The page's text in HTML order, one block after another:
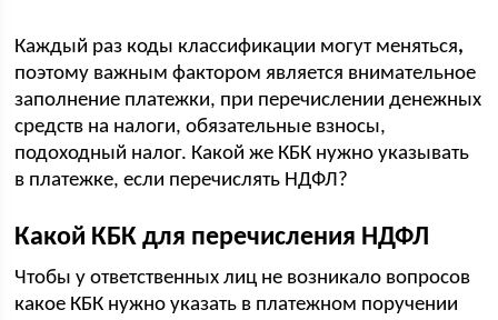
Каждый раз коды классификации могут меняться,
поэтому важным фактором является внимательное
заполнение платежки, при перечислении денежных
средств на налоги, обязательные взносы,
подоходный налог. Какой же КБК нужно указывать
в платежке, если перечислять НДФЛ?
Какой КБК для перечисления НДФЛ
Чтобы у ответственных лиц не возникало вопросов
какое КБК нужно указать в платежном поручении